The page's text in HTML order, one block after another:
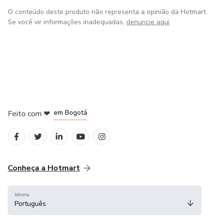
O conteúdo deste produto não representa a opinião da Hotmart.
Se você vir informações inadequadas, denuncie aqui
Feito com ❤ em Bogotá
Conheça a Hotmart
Idioma
Português